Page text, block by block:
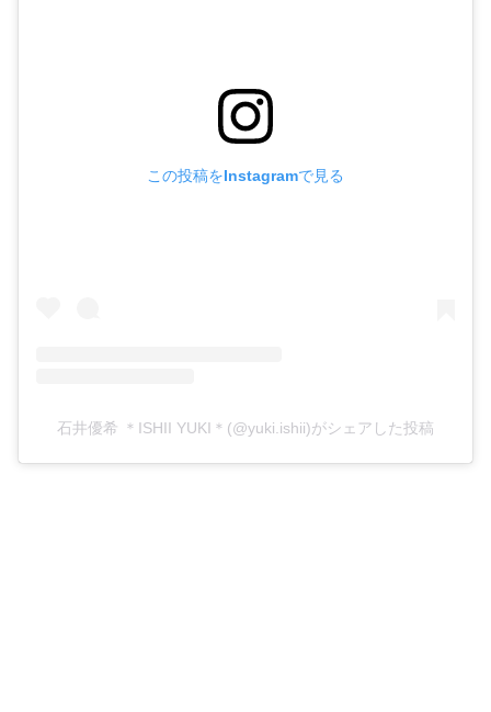
この投稿をInstagramで見る
石井優希 ＊ISHII YUKI＊(@yuki.ishii)がシェアした投稿